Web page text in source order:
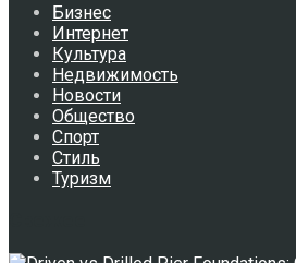
Бизнес
Интернет
Культура
Недвижимость
Новости
Общество
Спорт
Стиль
Туризм